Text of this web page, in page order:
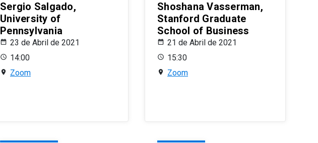
Sergio Salgado,
University of
Pennsylvania
23 de Abril de 2021
14:00
Zoom
Shoshana Vasserman,
Stanford Graduate
School of Business
21 de Abril de 2021
15:30
Zoom